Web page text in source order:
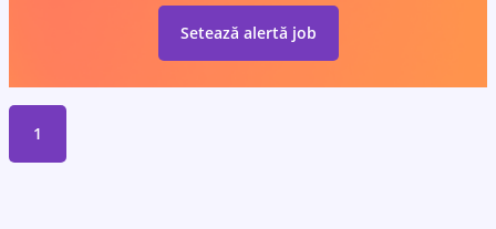
Setează alertă job
1